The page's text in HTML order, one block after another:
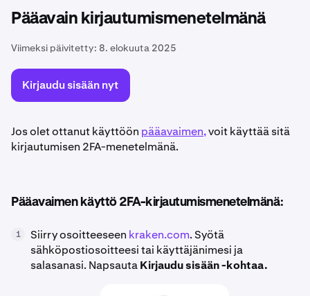
Pääavain kirjautumismenetelmänä
Viimeksi päivitetty: 8. elokuuta 2025
Kirjaudu sisään nyt
Jos olet ottanut käyttöön pääavaimen,voit käyttää sitä
kirjautumisen 2FA-menetelmänä.
Pääavaimen käyttö 2FA-kirjautumismenetelmänä:
1 Siirry osoitteeseen kraken.com. Syötä
sähköpostiosoitteesi tai käyttäjänimesi ja
salasanasi. NapsautaKirjaudu sisään -kohtaa.